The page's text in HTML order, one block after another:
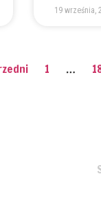
19 września,
1 …